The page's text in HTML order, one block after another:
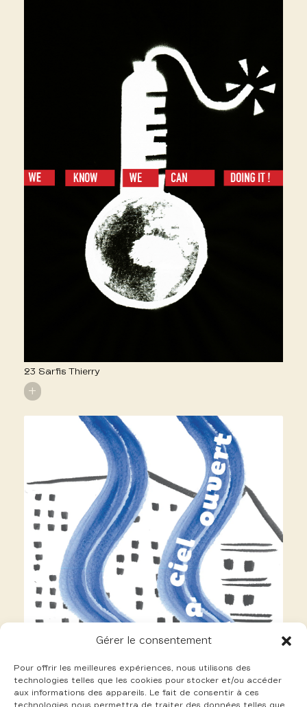
Gérer le consentement
Pour offrir les meilleures expériences, nous utilisons des
technologies telles que les cookies pour stocker et/ou accéder
aux informations des appareils. Le fait de consentir à ces
23 Sarfis Thierry
+